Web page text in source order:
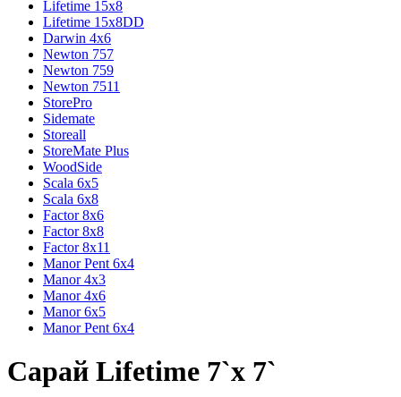
Lifetime 15x8
Lifetime 15x8DD
Darwin 4x6
Newton 757
Newton 759
Newton 7511
StorePro
Sidemate
Storeall
StoreMate Plus
WoodSide
Scala 6x5
Scala 6x8
Factor 8x6
Factor 8x8
Factor 8x11
Manor Pent 6x4
Manor 4x3
Manor 4x6
Manor 6x5
Manor Pent 6x4
Сарай Lifetime 7`x 7`